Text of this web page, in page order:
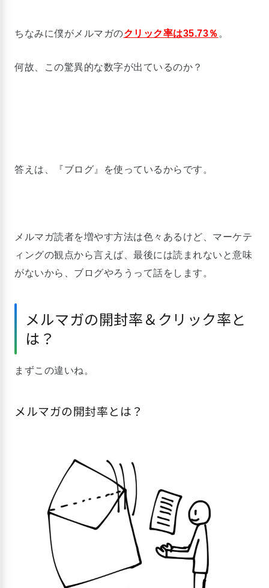
ちなみに僕がメルマガのクリック率は35.73％ 。
何故、この驚異的な数字が出ているのか？
答えは、『ブログ』を使っているからです。
メルマガ読者を増やす方法は色々あるけど、マーケテ
ィングの観点から言えば、最後には読まれないと意味
がないから、ブログやろうって話をします。
メルマガの開封率＆クリック率と
は？
まずこの違いね。
メルマガの開封率とは？